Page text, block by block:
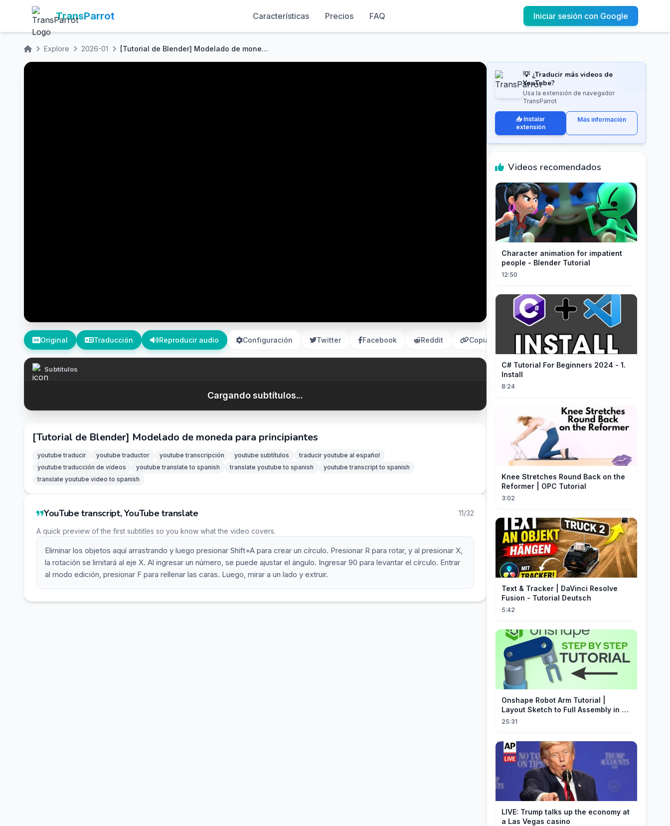
TransParrot Características Precios FAQ Iniciar sesión con Google
Explore 2026-01 [Tutorial de Blender] Modelado de moneda para principiantes
Original Traducción Reproducir audio Configuración Twitter Facebook Reddit Copiar
Subtítulos
Cargando subtítulos...
[Tutorial de Blender] Modelado de moneda para principiantes
youtube traducir youtube traductor youtube transcripción youtube subtítulos
traducir youtube al español
youtube traducción de videos
youtube translate to spanish translate youtube to spanish
youtube transcript to spanish
translate youtube video to spanish
YouTube transcript, YouTube translate 11/32
A quick preview of the first subtitles so you know what the video covers.
Eliminar los objetos aquí arrastrando y luego presionar Shift+A para crear un círculo. Presionar R para rotar, y al presionar X,
la rotación se limitará al eje X. Al ingresar un número, se puede ajustar el ángulo. Ingresar 90 para levantar el círculo. Entrar
al modo edición, presionar F para rellenar las caras. Luego, mirar a un lado y extruir.
💡 ¿Traducir más videos de
YouTube?
Usa la extensión de navegador
TransParrot
📥 Instalar
extensión
Más información
Videos recomendados
Character animation for impatient
people - Blender Tutorial
12:50
C# Tutorial For Beginners 2024 - 1.
Install
8:24
Knee Stretches Round Back on the
Reformer | OPC Tutorial
3:02
Text & Tracker | DaVinci Resolve
Fusion - Tutorial Deutsch
5:42
Onshape Robot Arm Tutorial |
Layout Sketch to Full Assembly in 20
Minutes!
25:31
LIVE: Trump talks up the economy at
a Las Vegas casino